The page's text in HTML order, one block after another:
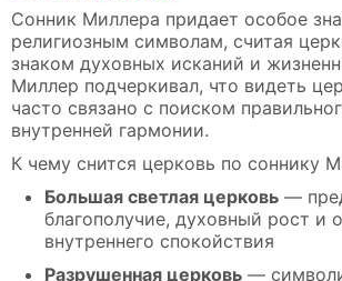
Сонник Миллера придает особое
религиозным символам, считая
знаком духовных исканий и
Миллер подчеркивал, что видеть
часто связано с поиском
внутренней гармонии.
К чему снится церковь по соннику
Большая светлая церковь —
благополучие, духовный рост и
внутреннего спокойствия
Разрушенная церковь —